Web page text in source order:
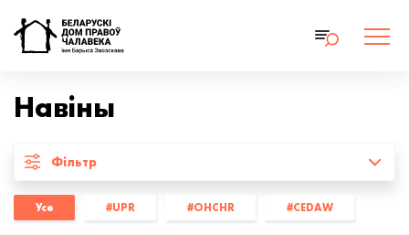
Навiны
Фільтр
Усе #UPR #OHCHR #CEDAW